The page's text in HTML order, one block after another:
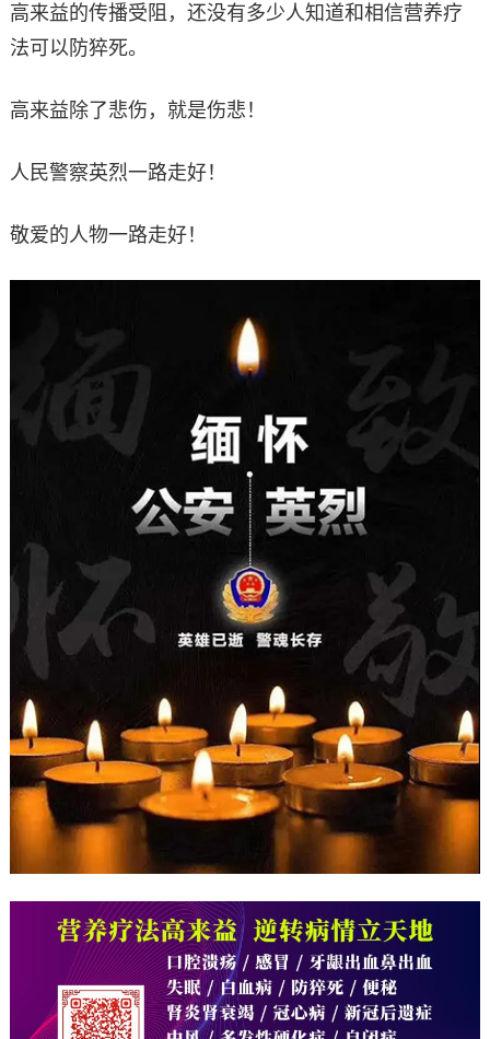
高来益的传播受阻，还没有多少人知道和相信营养疗
法可以防猝死。
高来益除了悲伤，就是伤悲！
人民警察英烈一路走好！
敬爱的人物一路走好！